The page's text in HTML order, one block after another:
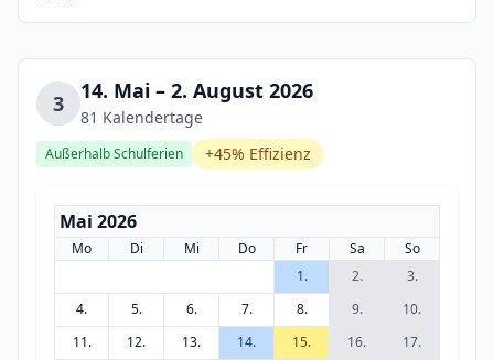
3 14. Mai – 2. August 2026
81 Kalendertage
Außerhalb Schulferien +45% Effizienz
Mai 2026
Mo Di Mi Do Fr Sa
So
1.
2.
3.
4.
5. 6. 7. 8. 9.
10.
11.
12. 13. 14. 15. 16. 17.